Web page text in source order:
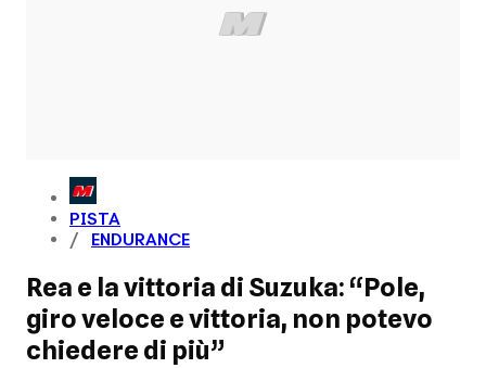
PISTA
ENDURANCE
Rea e la vittoria di Suzuka: “Pole,
giro veloce e vittoria, non potevo
chiedere di più”